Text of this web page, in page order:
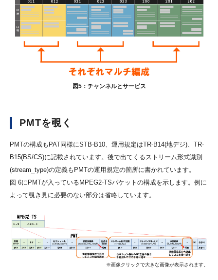
図5：チャンネルとサービス
PMTを覗く
PMTの構成もPAT同様にSTB-B10、運用規定はTR-B14(地デジ)、TR-
B15(BS/CS)に記載されています。後で出てくるストリーム形式識別
(stream_type)の定義もPMTの運用規定の箇所に書かれています。
図 6にPMTが入っているMPEG2-TSパケットの構成を示します。例に
よって覗き見に必要のない部分は省略しています。
※画像クリックで大きな画像が表示されます。